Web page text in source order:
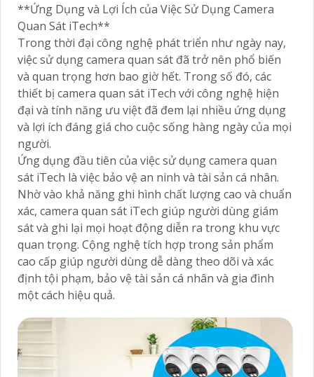
**Ứng Dụng và Lợi Ích của Việc Sử Dụng Camera
Quan Sát iTech**
Trong thời đại công nghệ phát triển như ngày nay,
việc sử dụng camera quan sát đã trở nên phổ biến
và quan trọng hơn bao giờ hết. Trong số đó, các
thiết bị camera quan sát iTech với công nghệ hiện
đại và tính năng ưu việt đã đem lại nhiều ứng dụng
và lợi ích đáng giá cho cuộc sống hàng ngày của mọi
người.
Ứng dụng đầu tiên của việc sử dụng camera quan
sát iTech là việc bảo vệ an ninh và tài sản cá nhân.
Nhờ vào khả năng ghi hình chất lượng cao và chuẩn
xác, camera quan sát iTech giúp người dùng giám
sát và ghi lại mọi hoạt động diễn ra trong khu vực
quan trọng. Cộng nghệ tích hợp trong sản phẩm
cao cấp giúp người dùng dễ dàng theo dõi và xác
định tội phạm, bảo vệ tài sản cá nhân và gia đình
một cách hiệu quả.